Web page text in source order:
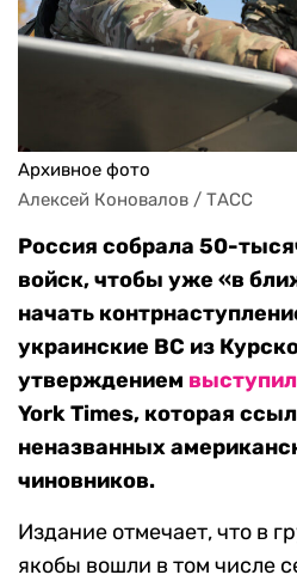
Архивное фото
Алексей Коновалов / ТАСС
Россия собрала 50-
войск, чтобы уже «в
начать
украинские ВС из
утверждением
York Times, которая
неназванных
чиновников.
Издание отмечает, что в
якобы вошли в том числе